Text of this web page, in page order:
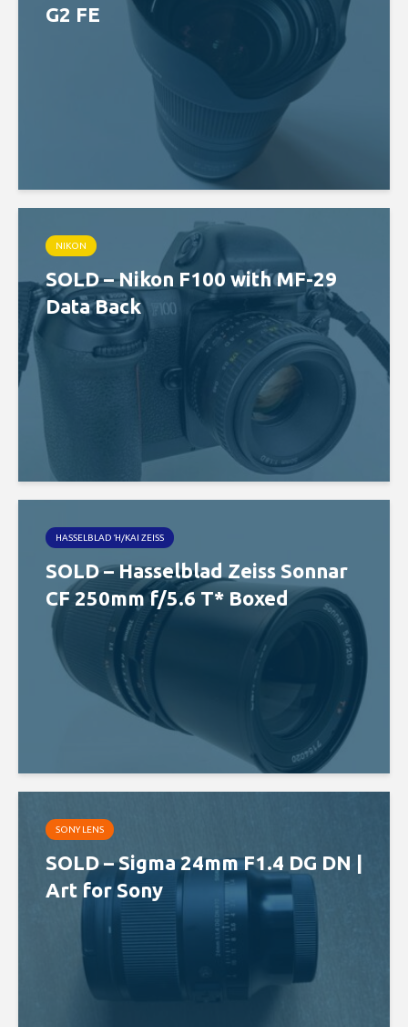
G2 FE
NIKON
SOLD – Nikon F100 with MF-29
Data Back
HASSELBLAD Ή/ΚΑΙ ZEISS
SOLD – Hasselblad Zeiss Sonnar
CF 250mm f/5.6 T* Boxed
SONY LENS
SOLD – Sigma 24mm F1.4 DG DN |
Art for Sony